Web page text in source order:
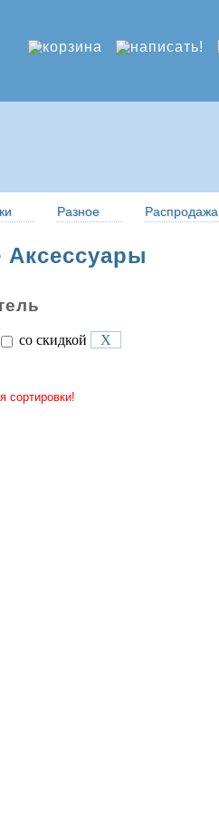
Разное Распродажа
Аксессуары
со скидкой X
сортировки!